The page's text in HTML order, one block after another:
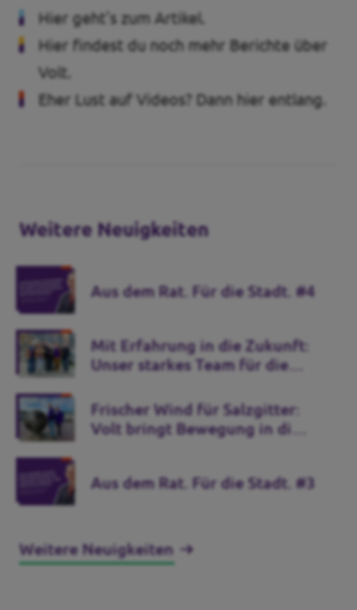
Transparenz
Pressemitteilungen
Datenschutz
Hier geht's zum Artikel.
Hier findest du noch mehr Berichte über
Volt.
Eher Lust auf Videos? Dann hier entlang.
Weitere Neuigkeiten
Aus dem Rat. Für die Stadt. #4
Mit Erfahrung in die Zukunft:
Unser starkes Team für die
Frischer Wind für Salzgitter:
Volt bringt Bewegung in die
Aus dem Rat. Für die Stadt. #3
Weitere Neuigkeiten